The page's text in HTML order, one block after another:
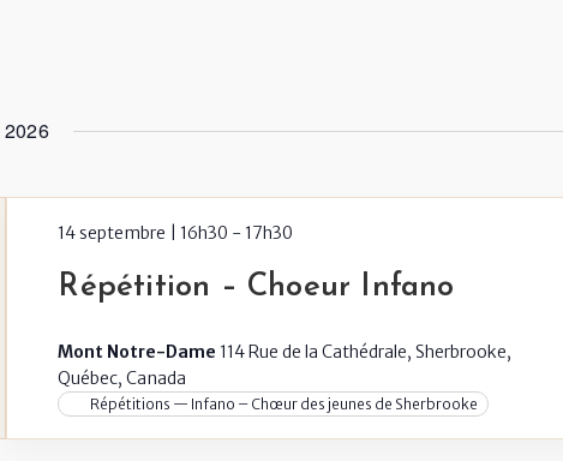
2026
Répétition – Choeur Infano
14 septembre | 16h30 - 17h30
Mont Notre-Dame 114 Rue de la Cathédrale, Sherbrooke,
Québec, Canada
Répétitions — Infano – Chœur des jeunes de Sherbrooke